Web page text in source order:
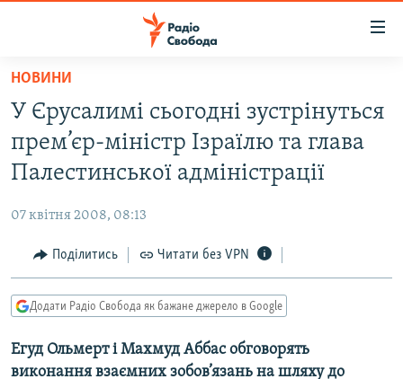
Перейти
основного
матеріалу
Перейти
до
основної
Перейти
до
пошуку
ВСЕ ЗА ДОБУ
СТАТТІ
СУСПІЛЬСТВО
УКРАЇНА
РОСІЙСЬКА «ФІЛЬТРАЦІЯ»
ДОНБАС.РЕАЛІЇ
ТИ ЯК?
СХЕМИ
НОВИНИ
У Єрусалимі сьогодні зустрінуться
прем’єр-міністр Ізраїлю та глава
Палестинської адміністрації
07 квітня 2008, 08:13
Поділитись Читати без VPN
Додати Радіо Свобода як бажане джерело в Google
Егуд Ольмерт і Махмуд Аббас обговорять
виконання взаємних зобов’язань на шляху до